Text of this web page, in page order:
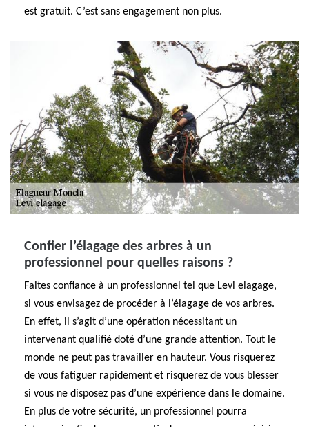
est gratuit. C’est sans engagement non plus.
Confier l’élagage des arbres à un
professionnel pour quelles raisons ?
Faites confiance à un professionnel tel que Levi elagage,
si vous envisagez de procéder à l’élagage de vos arbres.
En effet, il s’agit d’une opération nécessitant un
intervenant qualifié doté d’une grande attention. Tout le
monde ne peut pas travailler en hauteur. Vous risquerez
de vous fatiguer rapidement et risquerez de vous blesser
si vous ne disposez pas d’une expérience dans le domaine.
En plus de votre sécurité, un professionnel pourra